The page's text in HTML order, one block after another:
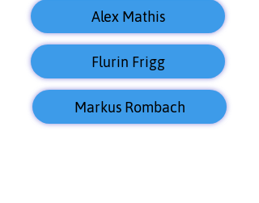
Alex Mathis
Flurin Frigg
Markus Rombach